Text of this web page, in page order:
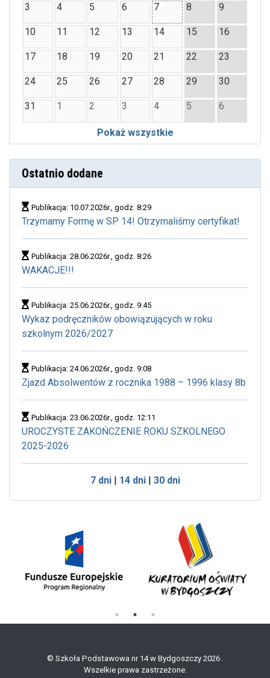
3 4 5 6 7 8 9
10 11 12 13 14 15 16
17 18 19 20 21 22 23
24 25 26 27 28 29 30
31 1 2 3 4 5 6
Pokaż wszystkie
Ostatnio dodane
Publikacja: 10.07.2026r., godz. 8:29
Trzymamy Formę w SP 14! Otrzymaliśmy certyfikat!
Publikacja: 28.06.2026r., godz. 8:26
WAKACJE!!!
Publikacja: 25.06.2026r., godz. 9:45
Wykaz podręczników obowiązujących w roku
szkolnym 2026/2027
Publikacja: 24.06.2026r., godz. 9:08
Zjazd Absolwentów z rocznika 1988 – 1996 klasy 8b
Publikacja: 23.06.2026r., godz. 12:11
UROCZYSTE ZAKOŃCZENIE ROKU SZKOLNEGO
2025-2026
7 dni| 14 dni| 30 dni
© Szkoła Podstawowa nr 14 w Bydgoszczy 2026 .
Wszelkie prawa zastrzeżone.